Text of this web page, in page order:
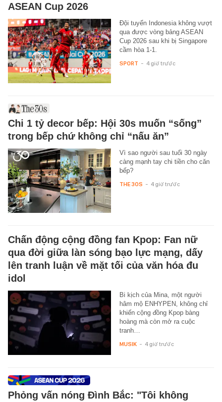
ASEAN Cup 2026
Đội tuyển Indonesia không vượt
qua được vòng bảng ASEAN
Cup 2026 sau khi bị Singapore
cầm hòa 1-1.
SPORT - 4 giờ trước
Chi 1 tỷ decor bếp: Hội 30s muốn “sống”
trong bếp chứ không chỉ “nấu ăn”
Vì sao người sau tuổi 30 ngày
càng mạnh tay chi tiền cho căn
bếp?
THE 30S - 4 giờ trước
Chấn động cộng đồng fan Kpop: Fan nữ
qua đời giữa làn sóng bạo lực mạng, dấy
lên tranh luận về mặt tối của văn hóa đu
idol
Bi kịch của Mina, một người
hâm mộ ENHYPEN, không chỉ
khiến cộng đồng Kpop bàng
hoàng mà còn mở ra cuộc
tranh…
MUSIK - 4 giờ trước
Phỏng vấn nóng Đình Bắc: "Tôi không